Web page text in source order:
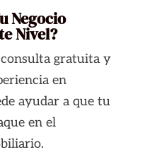
Negocio
Nivel?
gratuita y
en
ayudar a que tu
en el